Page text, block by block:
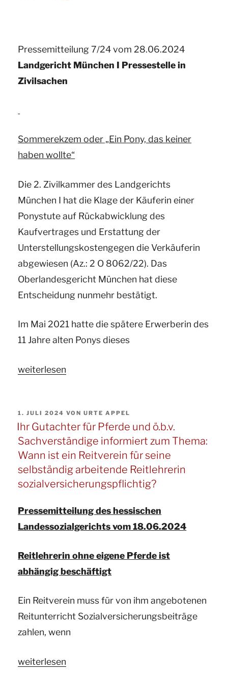
zum
Thema:
Verschweigen
zurückliegenden
Pressemitteilung 7/24 vom 28.06.2024
Landgericht München I Pressestelle in
Zivilsachen
Sommerekzem oder „Ein Pony, das keiner
haben wollte“
Die 2. Zivilkammer des Landgerichts
München I hat die Klage der Käuferin einer
Ponystute auf Rückabwicklung des
Kaufvertrages und Erstattung der
Unterstellungskostengegen die Verkäuferin
abgewiesen (Az.: 2 O 8062/22). Das
Oberlandesgericht München hat diese
Entscheidung nunmehr bestätigt.
Im Mai 2021 hatte die spätere Erwerberin des
11 Jahre alten Ponys dieses
„Ihr
ö.b.v.
Sachverständige
für
Pferde
informiert
Frage:
Ist
Sommerekzem
ein
weiterlesen
VERÖFFENTLICHT
AM
1. JULI 2024 VONURTE APPEL
Ihr Gutachter für Pferde und ö.b.v.
Sachverständige informiert zum Thema:
Wann ist ein Reitverein für seine
selbständig arbeitende Reitlehrerin
sozialversicherungspflichtig?
Pressemitteilung des hessischen
Landessozialgerichts vom 18.06.2024
Reitlehrerin ohne eigene Pferde ist
abhängig beschäftigt
Ein Reitverein muss für von ihm angebotenen
Reitunterricht Sozialversicherungsbeiträge
zahlen, wenn
„Ihr
weiterlesen